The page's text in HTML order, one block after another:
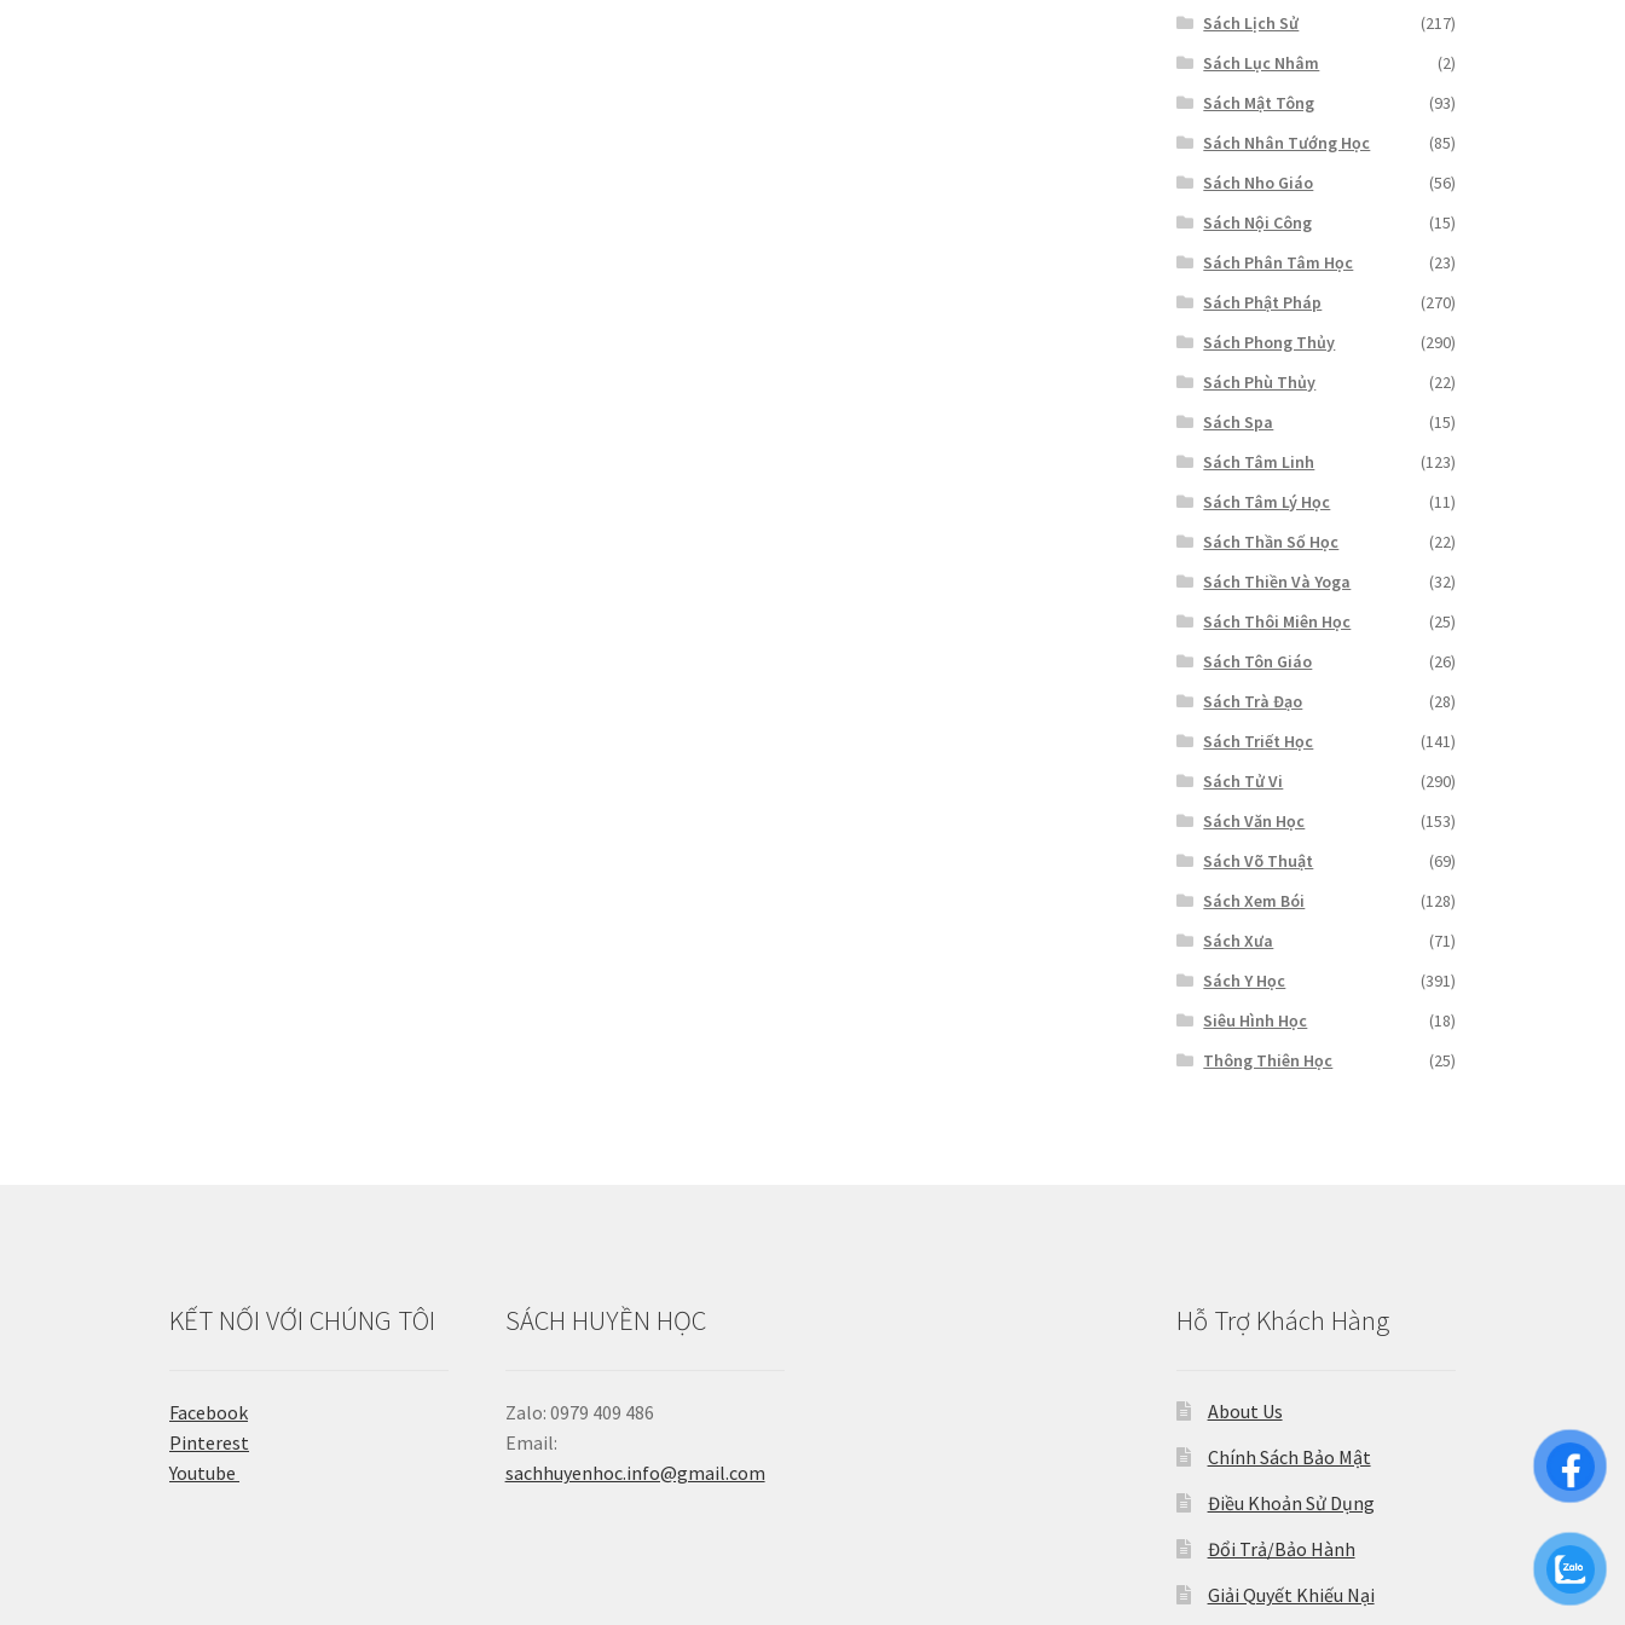
Sách Lịch Sử
(217)
Sách Lục Nhâm
(2)
Sách Mật Tông
(93)
Sách Nhân Tướng Học
(85)
Sách Nho Giáo
(56)
Sách Nội Công
(15)
Sách Phân Tâm Học
(23)
Sách Phật Pháp
(270)
Sách Phong Thủy
(290)
Sách Phù Thủy
(22)
Sách Spa
(15)
Sách Tâm Linh
(123)
Sách Tâm Lý Học
(11)
Sách Thần Số Học
(22)
Sách Thiền Và Yoga
(32)
Sách Thôi Miên Học
(25)
Sách Tôn Giáo
(26)
Sách Trà Đạo
(28)
Sách Triết Học
(141)
Sách Tử Vi
(290)
Sách Văn Học
(153)
Sách Võ Thuật
(69)
Sách Xem Bói
(128)
Sách Xưa
(71)
Sách Y Học
(391)
Siêu Hình Học
(18)
Thông Thiên Học
(25)
KẾT NỐI VỚI CHÚNG TÔI
Facebook
Pinterest
Youtube
SÁCH HUYỀN HỌC
Zalo: 0979 409 486
Email:
sachhuyenhoc.info@gmail.com
Hỗ Trợ Khách Hàng
About Us
Chính Sách Bảo Mật
Điều Khoản Sử Dụng
Đổi Trả/Bảo Hành
Giải Quyết Khiếu Nại